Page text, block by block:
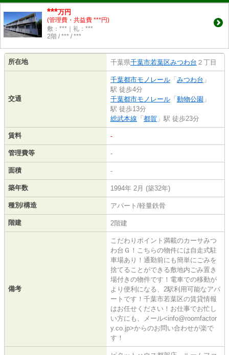
***万円
(管理費・共益費 ***円)
敷：***｜礼：***
2階 / *** / ***
所在地 千葉県千葉市若葉区みつわ台 ２丁目
交通
千葉都市モノレール 「 みつわ台 」
駅 徒歩4分
千葉都市モノレール 「 動物公園 」
駅 徒歩13分
総武本線 「 都賀 」駅 徒歩23分
賃料 -
管理費等 -
面積 -
築年数 1994年 2月 (築32年)
種別/構造 アパート/軽量鉄骨
階建 2階建
備考
こだわりポイント満載のカーサみつ
わ台Ｇ！こちらの物件には自走式駐
車場あり！通勤前にも簡単にごみを
捨てることができる敷地内ごみ置き
場付きの物件です！電車での移動が
より便利になる、2駅利用可能なアパ
ートです！千葉市若葉区の賃貸情報
はお任せください！お仕事でお忙し
い方にも、メール<info@roomfactor
y.co.jp>からのお問い合わせが楽で
す！